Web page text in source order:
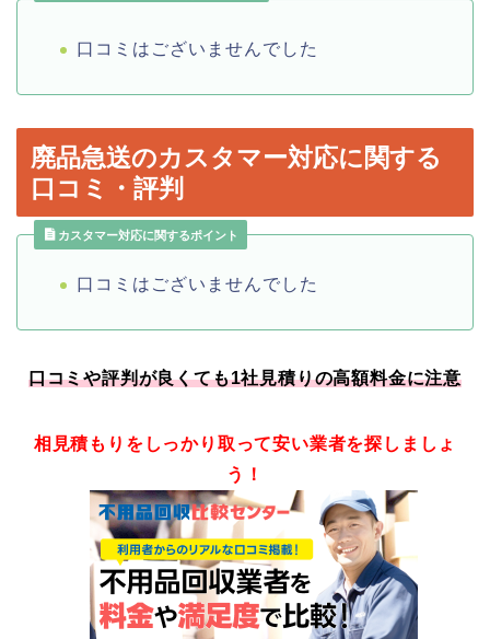
口コミはございませんでした
廃品急送のカスタマー対応に関する
口コミ・評判
カスタマー対応に関するポイント
口コミはございませんでした
口コミや評判が良くても1社見積りの高額料金に注意
相見積もりをしっかり取って安い業者を探しましょ
う！